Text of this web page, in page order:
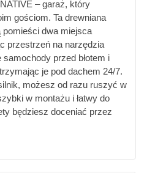
– garaż, który
gościom. Ta drewniana
pomieści dwa miejsca
przestrzeń na narzędzia
przed błotem i
je pod dachem 24/7.
możesz od razu ruszyć w
w montażu i łatwy do
będziesz doceniać przez